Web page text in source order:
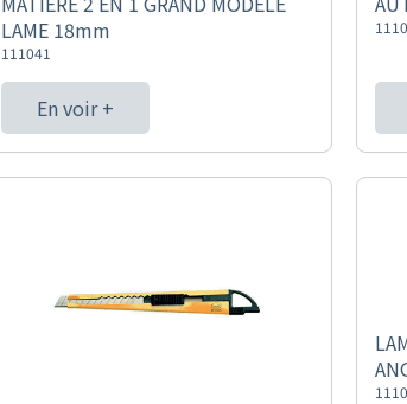
LAME 18mm
111041
En voir +